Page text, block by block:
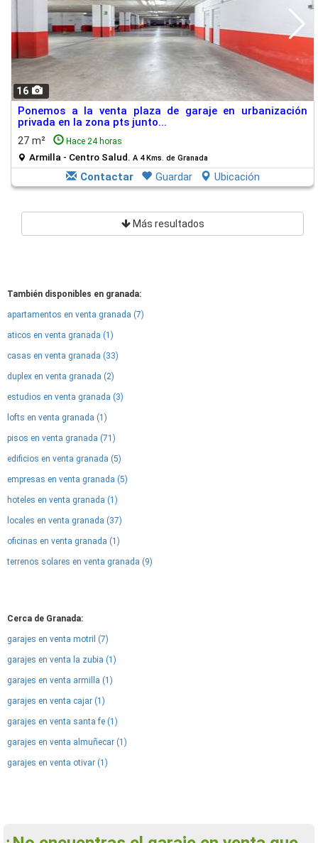
16
Ponemos a la venta plaza de garaje en urbanización
privada en la zona pts junto...
27 m²
Hace 24 horas
Armilla - Centro Salud. A 4 Kms. de Granada
Contactar Guardar Ubicación
Más resultados
También disponibles en granada:
apartamentos en venta granada (7)
aticos en venta granada (1)
casas en venta granada (33)
duplex en venta granada (2)
estudios en venta granada (3)
lofts en venta granada (1)
pisos en venta granada (71)
edificios en venta granada (5)
empresas en venta granada (5)
hoteles en venta granada (1)
locales en venta granada (37)
oficinas en venta granada (1)
terrenos solares en venta granada (9)
Cerca de Granada:
garajes en venta motril (7)
garajes en venta la zubia (1)
garajes en venta armilla (1)
garajes en venta cajar (1)
garajes en venta santa fe (1)
garajes en venta almuñecar (1)
garajes en venta otivar (1)